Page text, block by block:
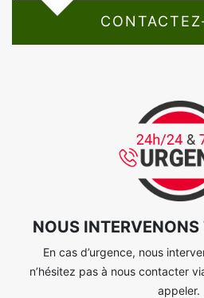
NOUS
En cas d’urgence, nous
n’hésitez pas à nous contacter
appeler.